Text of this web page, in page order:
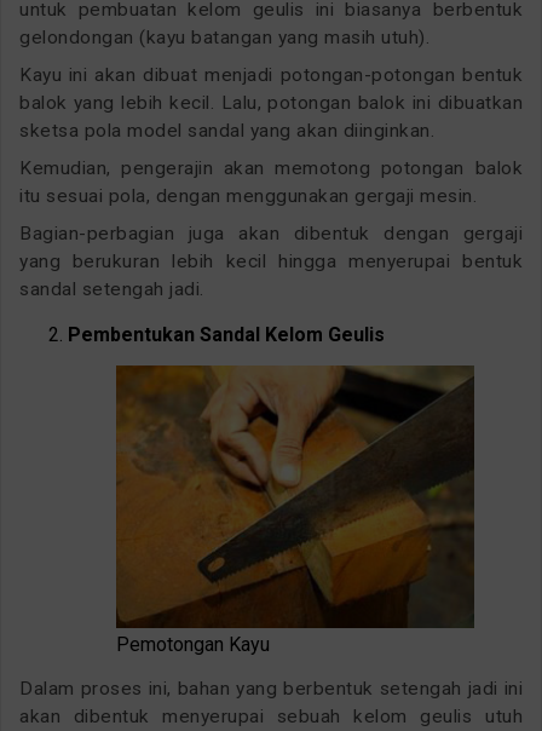
untuk pembuatan kelom geulis ini biasanya berbentuk
gelondongan (kayu batangan yang masih utuh).
Kayu ini akan dibuat menjadi potongan-potongan bentuk
balok yang lebih kecil. Lalu, potongan balok ini dibuatkan
sketsa pola model sandal yang akan diinginkan.
Kemudian, pengerajin akan memotong potongan balok
itu sesuai pola, dengan menggunakan gergaji mesin.
Bagian-perbagian juga akan dibentuk dengan gergaji
yang berukuran lebih kecil hingga menyerupai bentuk
sandal setengah jadi.
Pembentukan Sandal Kelom Geulis
Pemotongan Kayu
Dalam proses ini, bahan yang berbentuk setengah jadi ini
akan dibentuk menyerupai sebuah kelom geulis utuh